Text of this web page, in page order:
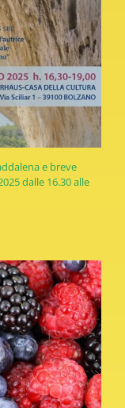
e breve
dalle 16.30 alle